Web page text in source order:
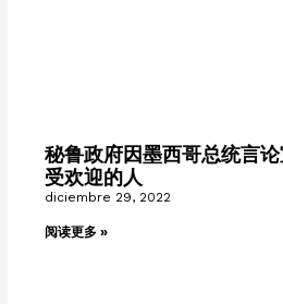
秘鲁政府因墨西哥总统言
受欢迎的人
diciembre 29, 2022
阅读更多 »